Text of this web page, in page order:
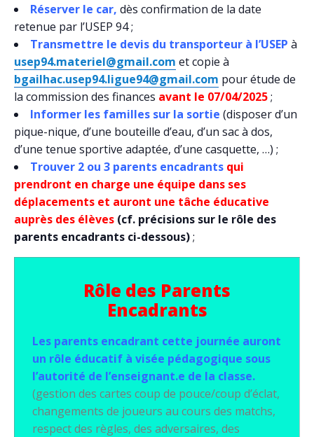
Réserver le car, dès confirmation de la date
retenue par l’USEP 94 ;
Transmettre le devis du transporteur à l’USEP à
usep94.materiel@gmail.com et copie à
bgailhac.usep94.ligue94@gmail.com pour étude de
la commission des finances avant le 07/04/2025;
Informer les familles sur la sortie (disposer d’un
pique-nique, d’une bouteille d’eau, d’un sac à dos,
d’une tenue sportive adaptée, d’une casquette, …) ;
Trouver 2 ou 3 parents encadrants qui
prendront en charge une équipe dans ses
déplacements et auront une tâche éducative
auprès des élèves (cf. précisions sur le rôle des
parents encadrants ci-dessous);
Rôle des Parents
Encadrants
Les parents encadrant cette journée auront
un rôle éducatif à visée pédagogique sous
l’autorité de l’enseignant.e de la classe.
(gestion des cartes coup de pouce/coup d’éclat,
changements de joueurs au cours des matchs,
respect des règles, des adversaires, des